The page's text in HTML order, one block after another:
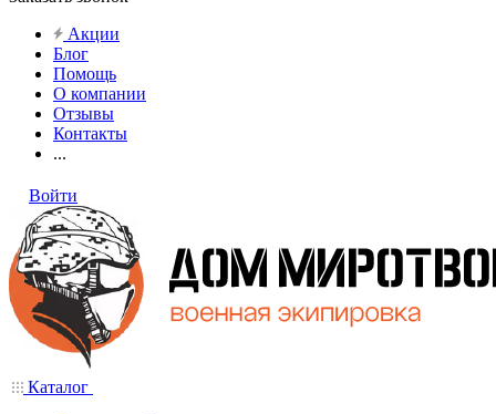
Акции
Блог
Помощь
О компании
Отзывы
Контакты
...
Войти
Каталог